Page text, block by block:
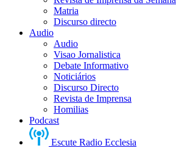
Matria
Discurso directo
Audio
Audio
Visao Jornalistica
Debate Informativo
Noticiários
Discurso Directo
Revista de Imprensa
Homilias
Podcast
Escute Radio Ecclesia